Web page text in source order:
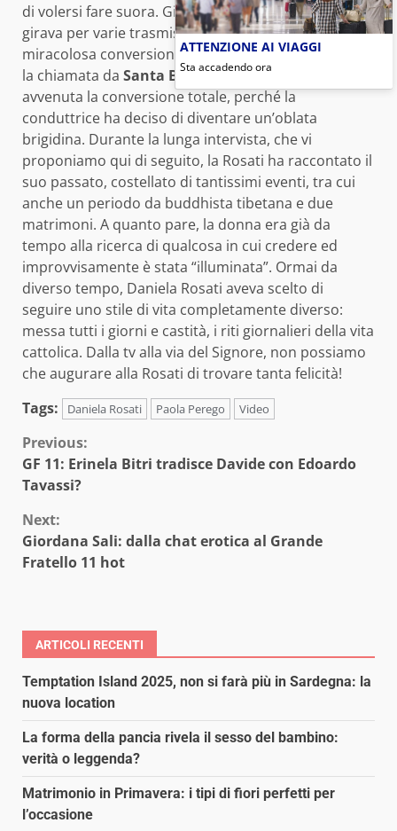
di volersi fare suora. Già da diverso tempo la Rosati
girava per varie trasmissioni parlando della sua
miracolosa conversione, spiegando di aver ricevuto
la chiamata da Santa Brigidae lo scorso 17 marzo è
avvenuta la conversione totale, perché la
conduttrice ha deciso di diventare un’oblata
brigidina. Durante la lunga intervista, che vi
proponiamo qui di seguito, la Rosati ha raccontato il
suo passato, costellato di tantissimi eventi, tra cui
anche un periodo da buddhista tibetana e due
matrimoni. A quanto pare, la donna era già da
tempo alla ricerca di qualcosa in cui credere ed
improvvisamente è stata “illuminata”. Ormai da
diverso tempo, Daniela Rosati aveva scelto di
seguire uno stile di vita completamente diverso:
messa tutti i giorni e castità, i riti giornalieri della vita
cattolica. Dalla tv alla via del Signore, non possiamo
che augurare alla Rosati di trovare tanta felicità!
Tags:
Daniela Rosati Paola Perego Video
Continue
Reading
Previous:
GF 11: Erinela Bitri tradisce Davide con Edoardo
Tavassi?
Next:
Giordana Sali: dalla chat erotica al Grande
Fratello 11 hot
ARTICOLI RECENTI
Temptation Island 2025, non si farà più in Sardegna: la
nuova location
La forma della pancia rivela il sesso del bambino:
verità o leggenda?
Matrimonio in Primavera: i tipi di fiori perfetti per
l’occasione
ATTENZIONE AI VIAGGI
Sta accadendo ora